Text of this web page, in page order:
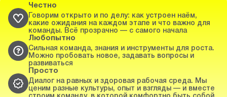
Честно
Говорим открыто и по делу: как устроен наём,
какие ожидания на каждом этапе и что важно для
команды. Всё прозрачно — с самого начала
Любопытно
Сильная команда, знания и инструменты для роста.
Можно пробовать новое, задавать вопросы и
развиваться
Просто
Диалог на равных и здоровая рабочая среда. Мы
ценим разные культуры, опыт и взгляды — и вместе